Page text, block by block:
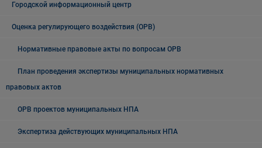
Городской информационный центр
Оценка регулирующего воздействия (ОРВ)
Нормативные правовые акты по вопросам ОРВ
План проведения экспертизы муниципальных нормативных
правовых актов
ОРВ проектов муниципальных НПА
Экспертиза действующих муниципальных НПА